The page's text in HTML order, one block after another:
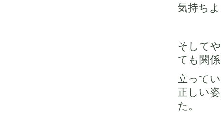
気持ち
そして
ても関
立って
正しい
た。